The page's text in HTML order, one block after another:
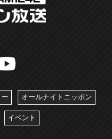
オールナイトニッポン
イベント